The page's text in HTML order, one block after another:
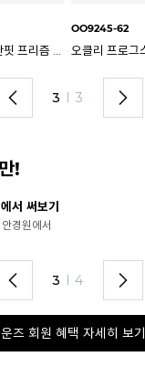
OO9245-74
1 I 3
!
!
4 I 4
즈 회원 혜택 자세히 보기